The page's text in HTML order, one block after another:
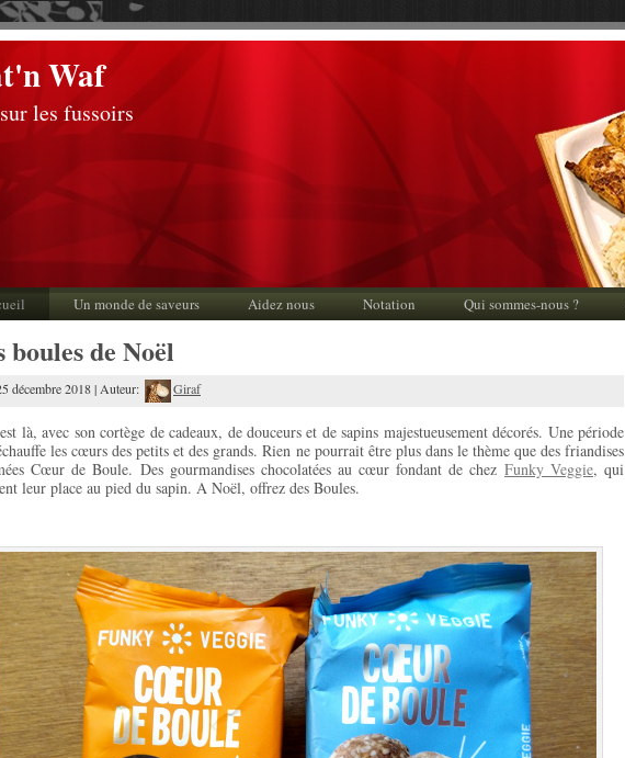
Waf
les fussoirs
Un monde de saveurs Aidez nous Notation Qui sommes-nous ?
boules de Noël
décembre 2018 | Auteur: Giraf
là, avec son cortège de cadeaux, de douceurs et de sapins majestueusement décorés. Une période
les cœurs des petits et des grands. Rien ne pourrait être plus dans le thème que des friandises
Cœur de Boule. Des gourmandises chocolatées au cœur fondant de chez Funky Veggie, qui
leur place au pied du sapin. A Noël, offrez des Boules.